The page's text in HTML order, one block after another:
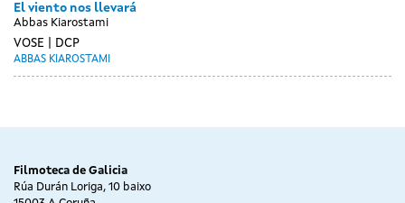
El viento nos llevará
Abbas Kiarostami
VOSE DCP
ABBAS KIAROSTAMI
Filmoteca de Galicia
Rúa Durán Loriga, 10 baixo